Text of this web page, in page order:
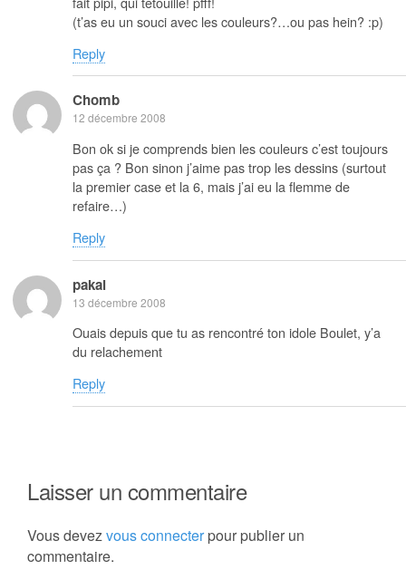
(t’as eu un souci avec les couleurs?…ou pas hein? :p)
Reply
Chomb
12 décembre 2008
Bon ok si je comprends bien les couleurs c’est toujours
pas ça ? Bon sinon j’aime pas trop les dessins (surtout
la premier case et la 6, mais j’ai eu la flemme de
refaire…)
Reply
pakal
13 décembre 2008
Ouais depuis que tu as rencontré ton idole Boulet, y’a
du relachement
Reply
Laisser un commentaire
Vous devezvous connecterpour publier un
commentaire.